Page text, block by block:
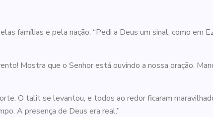
famílias e pela nação. “Pedi a Deus um sinal, como em
Mostra que o Senhor está ouvindo a nossa oração.
O talit se levantou, e todos ao redor ficaram
A presença de Deus era real.”